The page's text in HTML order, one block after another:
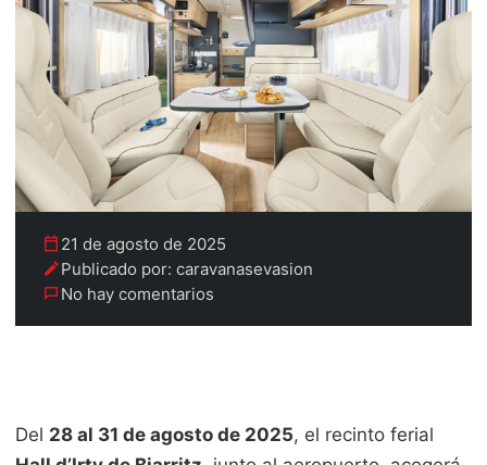
21 de agosto de 2025
Publicado por: caravanasevasion
No hay comentarios
Del 28 al 31 de agosto de 2025, el recinto ferial